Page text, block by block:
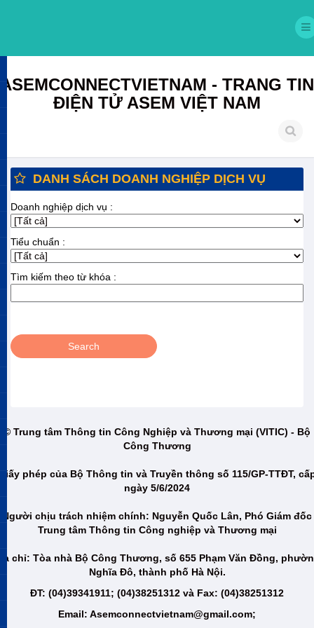
ASEMCONNECTVIETNAM - TRANG TIN
ĐIỆN TỬ ASEM VIỆT NAM
DANH SÁCH DOANH NGHIỆP DỊCH VỤ
Doanh nghiệp dịch vụ :
Tiểu chuẩn :
Tìm kiếm theo từ khóa :
© Trung tâm Thông tin Công Nghiệp và Thương mại (VITIC) - Bộ
Công Thương
phép của Bộ Thông tin và Truyền thông số 115/GP-TTĐT,
ngày 5/6/2024
Người chịu trách nhiệm chính: Nguyễn Quốc Lân, Phó Giám đốc
Trung tâm Thông tin Công nghiệp và Thương mại
chỉ: Tòa nhà Bộ Công Thương, số 655 Phạm Văn Đồng,
Nghĩa Đô, thành phố Hà Nội.
ĐT: (04)39341911; (04)38251312 và Fax: (04)38251312
Email: Asemconnectvietnam@gmail.com;